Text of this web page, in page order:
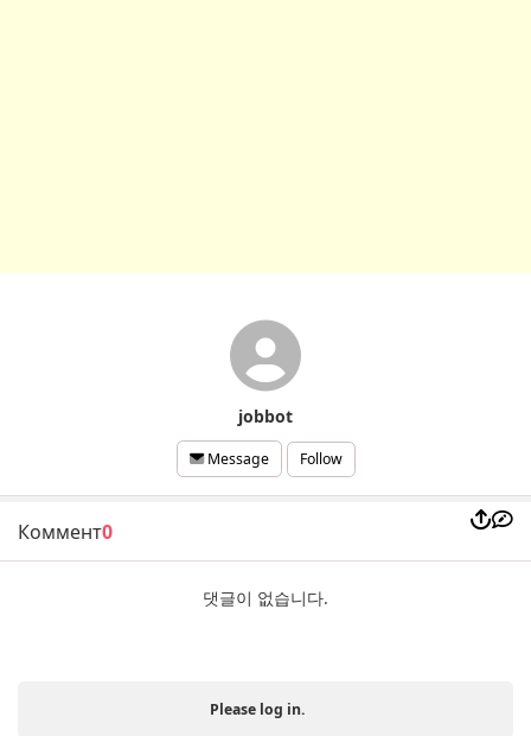
jobbot
Message Follow
Коммент0
댓글이 없습니다.
Please log in.